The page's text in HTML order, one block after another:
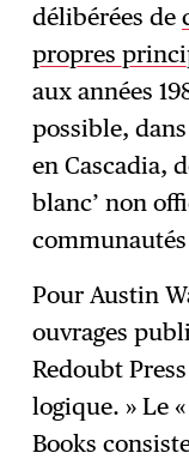
délibérées de
propres
aux années
possible,
en Cascadia,
blanc’ non
Pour Austin
ouvrages
Redoubt
logique. » Le
Books